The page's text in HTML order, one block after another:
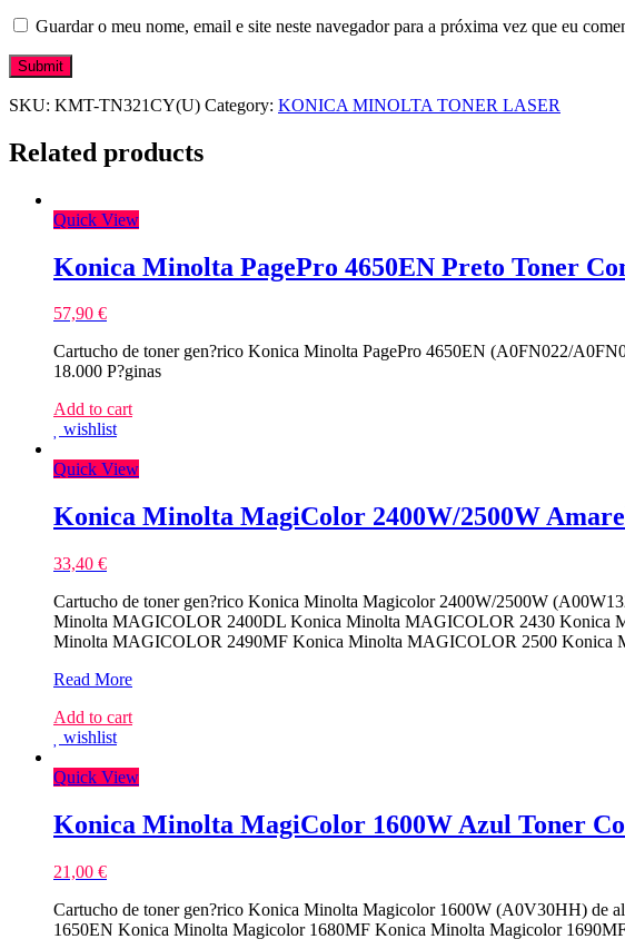
Guardar o meu nome, email e site neste navegador para a próxima vez que eu
SKU: KMT-TN321CY(U) Category: KONICA MINOLTA TONER LASER
Related products
Quick View
Konica Minolta PagePro 4650EN Preto Toner
57,90 €
Cartucho de toner gen?rico Konica Minolta PagePro 4650EN (A0FN022/
18.000 P?ginas
Add to cart
wishlist
Quick View
Konica Minolta MagiColor 2400W/2500W
33,40 €
Cartucho de toner gen?rico Konica Minolta Magicolor 2400W/2500W
Minolta MAGICOLOR 2400DL Konica Minolta MAGICOLOR 2430
Minolta MAGICOLOR 2490MF Konica Minolta MAGICOLOR 2500
Konica
MagiColor
2400W/2500W
Toner
Read More
Add to cart
wishlist
Quick View
Konica Minolta MagiColor 1600W Azul Toner
21,00 €
Cartucho de toner gen?rico Konica Minolta Magicolor 1600W (A0V30HH) de
1650EN Konica Minolta Magicolor 1680MF Konica Minolta Magicolor